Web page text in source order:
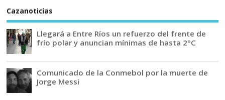
Cazanoticias
Llegará a Entre Ríos un refuerzo del frente de
frío polar y anuncian mínimas de hasta 2°C
Comunicado de la Conmebol por la muerte de
Jorge Messi